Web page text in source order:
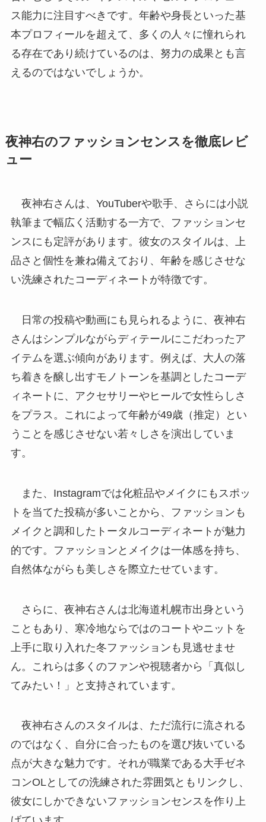
ス能力に注目すべきです。年齢や身長といった基
本プロフィールを超えて、多くの人々に憧れられ
る存在であり続けているのは、努力の成果とも言
えるのではないでしょうか。
夜神右のファッションセンスを徹底レビ
ュー
夜神右さんは、YouTuberや歌手、さらには小説
執筆まで幅広く活動する一方で、ファッションセ
ンスにも定評があります。彼女のスタイルは、上
品さと個性を兼ね備えており、年齢を感じさせな
い洗練されたコーディネートが特徴です。
日常の投稿や動画にも見られるように、夜神右
さんはシンプルながらディテールにこだわったア
イテムを選ぶ傾向があります。例えば、大人の落
ち着きを醸し出すモノトーンを基調としたコーデ
ィネートに、アクセサリーやヒールで女性らしさ
をプラス。これによって年齢が49歳（推定）とい
うことを感じさせない若々しさを演出していま
す。
また、Instagramでは化粧品やメイクにもスポッ
トを当てた投稿が多いことから、ファッションも
メイクと調和したトータルコーディネートが魅力
的です。ファッションとメイクは一体感を持ち、
自然体ながらも美しさを際立たせています。
さらに、夜神右さんは北海道札幌市出身という
こともあり、寒冷地ならではのコートやニットを
上手に取り入れた冬ファッションも見逃せませ
ん。これらは多くのファンや視聴者から「真似し
てみたい！」と支持されています。
夜神右さんのスタイルは、ただ流行に流される
のではなく、自分に合ったものを選び抜いている
点が大きな魅力です。それが職業である大手ゼネ
コンOLとしての洗練された雰囲気ともリンクし、
彼女にしかできないファッションセンスを作り上